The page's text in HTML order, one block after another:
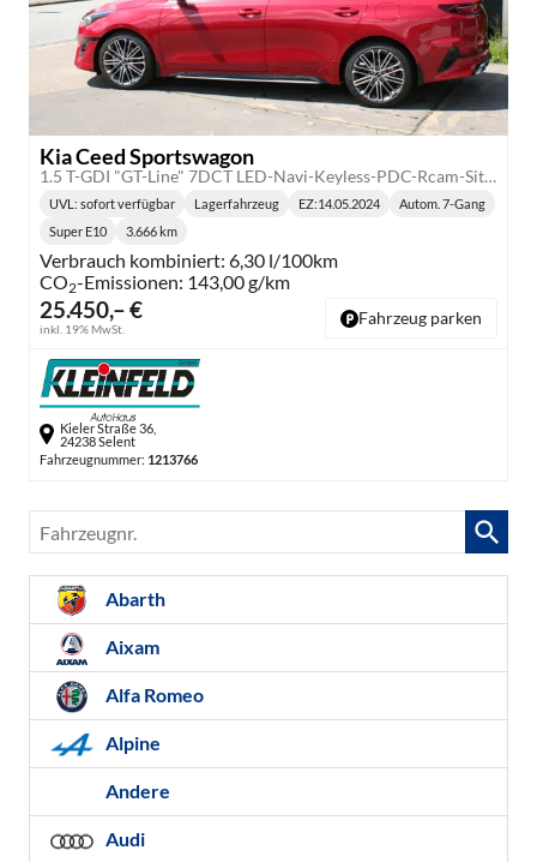
Kia Ceed Sportswagon
1.5 T-GDI "GT-Line" 7DCT LED-Navi-Keyless-PDC-Rcam-Sitz-/Lenkradhzg.-Klimaauto.-18"LM
25.450,– €
inkl. 19% MwSt.
Lieferzeit:
UVL : sofort verfügbar Lagerfahrzeug EZ:14.05.2024
Getriebe:
Autom. 7-Gang
Super E10 3.666 km
Verbrauch kombiniert: 6,30 l/100km
CO2-Emissionen: 143,00 g/km
Fahrzeug parken
Kieler Straße 36,
24238 Selent
Fahrzeugnummer: 1213766
Fahrzeugnr.
Abarth
Aixam
Alfa Romeo
Alpine
Andere
Audi